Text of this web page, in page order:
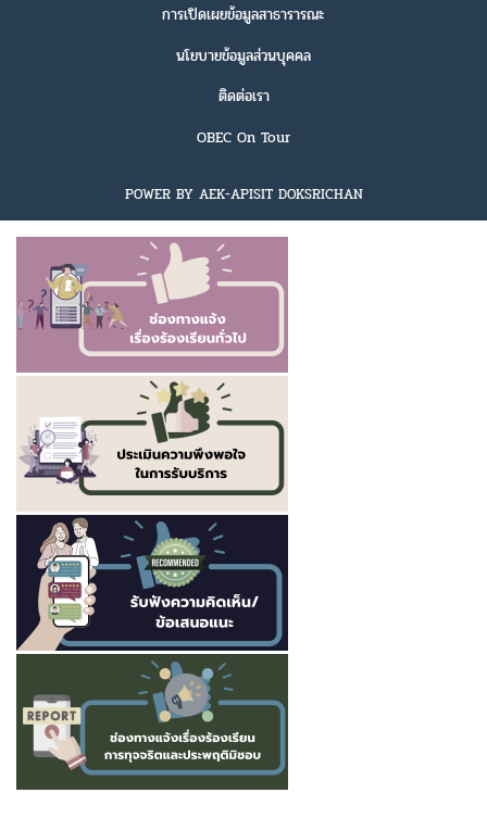
การเปิดเผยข้อมูลสาธารารณะ
นโยบายข้อมูลส่วนบุคคล
ติดต่อเรา
OBEC On Tour
POWER BY AEK-APISIT DOKSRICHAN